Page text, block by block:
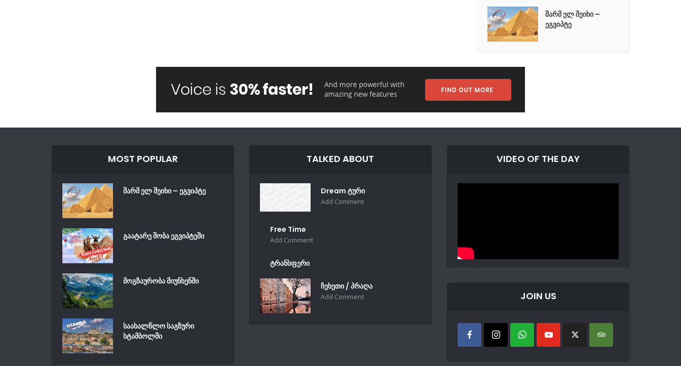
შარმ ელ შეიხი –
ეგვიპტე
MOST POPULAR
შარმ ელ შეიხი – ეგვიპტე
გაატარე შობა ეგვიპტეში
მოგზაურობა მიუნხენში
საახალწლო საგზური
სტამბოლში
TALKED ABOUT
Dream ტური
Add Comment
Free Time
Add Comment
ტრანსფერი
ჩეხეთი / პრაღა
Add Comment
VIDEO OF THE DAY
JOIN US